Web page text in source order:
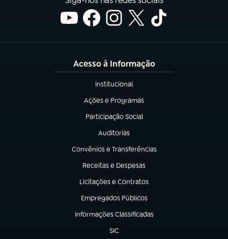
Acesso à Informação
Institucional
(abre em nova aba)
Ações e Programas
(abre em nova aba)
Participação Social
(abre em nova aba)
Auditorias
(abre em nova aba)
Convênios e Transferências
(abre em nova aba)
Receitas e Despesas
(abre em nova aba)
Licitações e Contratos
(abre em nova aba)
Empregados Públicos
(abre em nova aba)
Informações Classificadas
(abre em nova aba)
SIC
(abre em nova aba)